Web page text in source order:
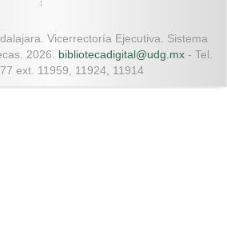
Vicerrectoría Ejecutiva. Sistema
2026. bibliotecadigital@udg.mx - Tel.
ext. 11959, 11924, 11914